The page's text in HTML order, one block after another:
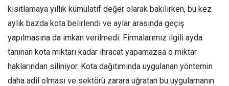
kısıtlamaya yıllık kümülatif değer olarak bakılırken, bu kez
aylık bazda kota belirlendi ve aylar arasında geçiş
yapılmasına da imkan verilmedi. Firmalarımız ilgili ayda
tanınan kota miktarı kadar ihracat yapamazsa o miktar
haklarından siliniyor. Kota dağıtımında uygulanan yöntemin
daha adil olması ve sektörü zarara uğratan bu uygulamanın